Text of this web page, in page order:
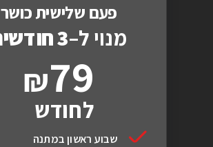
פעם שלישית כושר
מנוי ל–3 חודשים
79
לחודש
שבוע ראשון במתנה